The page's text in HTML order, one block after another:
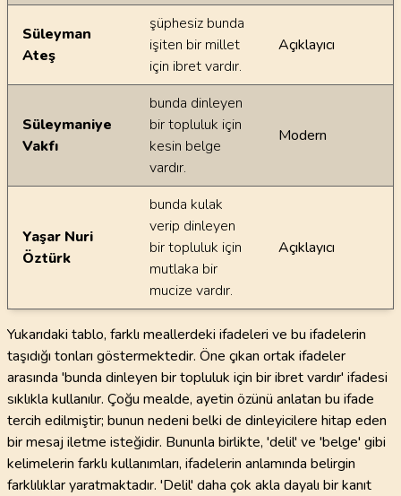
Süleyman
Ateş
şüphesiz bunda
işiten bir millet
için ibret vardır.
Açıklayıcı
Süleymaniye
Vakfı
bunda dinleyen
bir topluluk için
kesin belge
vardır.
Modern
Yaşar Nuri
Öztürk
bunda kulak
verip dinleyen
bir topluluk için
mutlaka bir
mucize vardır.
Açıklayıcı
Yukarıdaki tablo, farklı meallerdeki ifadeleri ve bu ifadelerin
taşıdığı tonları göstermektedir. Öne çıkan ortak ifadeler
arasında 'bunda dinleyen bir topluluk için bir ibret vardır' ifadesi
sıklıkla kullanılır. Çoğu mealde, ayetin özünü anlatan bu ifade
tercih edilmiştir; bunun nedeni belki de dinleyicilere hitap eden
bir mesaj iletme isteğidir. Bununla birlikte, 'delil' ve 'belge' gibi
kelimelerin farklı kullanımları, ifadelerin anlamında belirgin
farklılıklar yaratmaktadır. 'Delil' daha çok akla dayalı bir kanıt